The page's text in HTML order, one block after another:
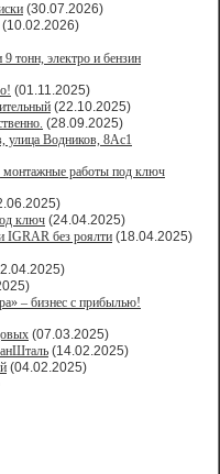
(30.07.2026)
(10.02.2026)
тонн, электро и бензин
(01.11.2025)
(22.10.2025)
(28.09.2025)
улица Водников, 8Ас1
работы под ключ
ключ (24.04.2025)
IGRAR без роялти (18.04.2025)
– бизнес с прибылью!
(07.03.2025)
(14.02.2025)
(04.02.2025)